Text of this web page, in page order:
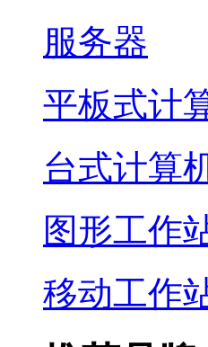
服务器
平板式计
台式计算
图形工作
移动工作